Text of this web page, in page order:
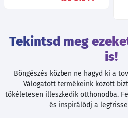
Tekintsd meg
is!
Böngészés közben ne hagyd ki a
Válogatott termékeink között
tökéletesen illeszkedik otthonodba.
és inspirálódj a